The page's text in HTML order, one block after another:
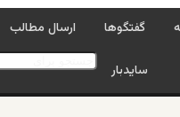
گفتگوها ارسال مطالب
سایدبار